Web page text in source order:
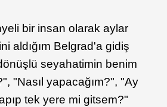
bir insan olarak aylar
aldığım Belgrad'a gidiş
seyahatimin benim
"Nasıl yapacağım?", "Ay
tek yere mi gitsem?"